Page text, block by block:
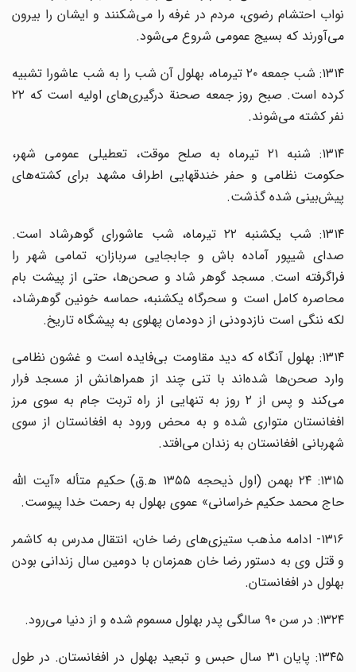
نواب احتشام رضوی، مردم در غرفه را می‌شکنند و ایشان را بیرون
می‌آورند که بسیج عمومی شروع می‌شود.
۱۳۱۴: شب جمعه ۲۰ تیرماه، بهلول آن شب را به شب عاشورا تشبیه
کرده است. صبح روز جمعه صحنة درگیری‌های اولیه است که ۲۲
نفر کشته می‌شوند.
۱۳۱۴: شنبه ۲۱ تیرماه به صلح موقت، تعطیلی عمومی شهر،
حکومت نظامی و حفر خندقهایی اطراف مشهد برای کشته‌های
پیش‌بینی شده گذشت.
۱۳۱۴: شب یکشنبه ۲۲ تیرماه، شب عاشورای گوهرشاد است.
صدای شیپور آماده باش و جابجایی سربازان، تمامی شهر را
فراگرفته است. مسجد گوهر شاد و صحن‌ها، حتی از پیشت بام
محاصره کامل است و سحرگاه یکشنبه، حماسه خونین گوهرشاد،
لکه ننگی است نازدودنی از دودمان پهلوی به پیشگاه تاریخ.
۱۳۱۴: بهلول آنگاه که دید مقاومت بی‌فایده است و غشون نظامی
وارد صحن‌ها شده‌اند با تنی چند از همراهانش از مسجد فرار
می‌کند و پس از ۲ روز به تنهایی از راه تربت جام به سوی مرز
افغانستان متواری شده و به محض ورود به افغانستان از سوی
شهربانی افغانستان به زندان می‌افتد.
۱۳۱۵: ۲۴ بهمن (اول ذیحجه ۱۳۵۵ ه‍.ق) حکیم متأله «آیت الله
حاج محمد حکیم خراسانی» عموی بهلول به رحمت خدا پیوست.
۱۳۱۶- ادامه مذهب ستیزی‌های رضا خان، انتقال مدرس به کاشمر
و قتل وی به دستور رضا خان همزمان با دومین سال زندانی بودن
بهلول در افغانستان.
۱۳۲۴: در سن ۹۰ سالگی پدر بهلول مسموم شده و از دنیا می‌رود.
۱۳۴۵: پایان ۳۱ سال حبس و تبعید بهلول در افغانستان. در طول